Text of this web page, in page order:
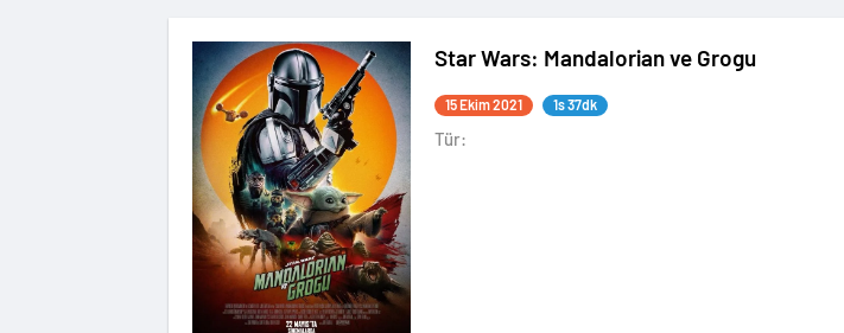
Star Wars: Mandalorian ve Grogu
15 Ekim 2021 1s 37dk
Tür: